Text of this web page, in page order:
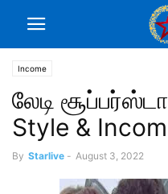
Income
லேடி
Style &
By Starlive - August 3, 2022